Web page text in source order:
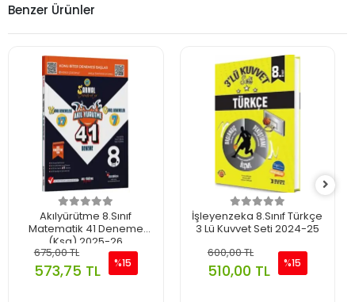
Benzer Ürünler
Akılyürütme 8.Sınıf
Matematik 41 Deneme
(Ksg) 2025-26
675,00 TL
573,75 TL %15
İşleyenzeka 8.Sınıf Türkçe
3 Lü Kuvvet Seti 2024-25
600,00 TL
510,00 TL %15